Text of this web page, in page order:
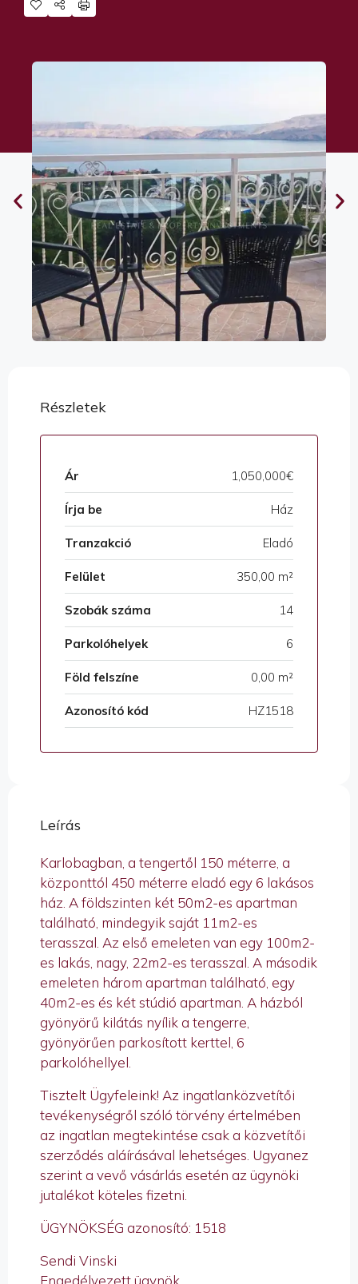
Részletek
Ár 1,050,000€
Írja be Ház
Tranzakció Eladó
Felület 350,00 m²
Szobák száma 14
Parkolóhelyek 6
Föld felszíne 0,00 m²
Azonosító kód HZ1518
Leírás
Karlobagban, a tengertől 150 méterre, a
központtól 450 méterre eladó egy 6 lakásos
ház. A földszinten két 50m2-es apartman
található, mindegyik saját 11m2-es
terasszal. Az első emeleten van egy 100m2-
es lakás, nagy, 22m2-es terasszal. A második
emeleten három apartman található, egy
40m2-es és két stúdió apartman. A házból
gyönyörű kilátás nyílik a tengerre,
gyönyörűen parkosított kerttel, 6
parkolóhellyel.
Tisztelt Ügyfeleink! Az ingatlanközvetítői
tevékenységről szóló törvény értelmében
az ingatlan megtekintése csak a közvetítői
szerződés aláírásával lehetséges. Ugyanez
szerint a vevő vásárlás esetén az ügynöki
jutalékot köteles fizetni.
ÜGYNÖKSÉG azonosító: 1518
Sendi Vinski